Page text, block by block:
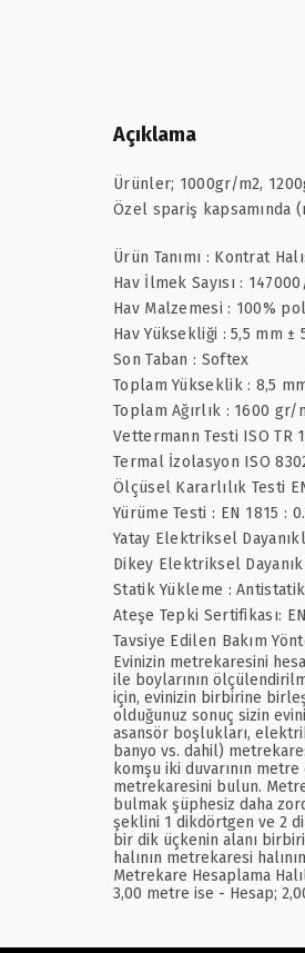
Açıklama
Ürünler; 1000gr/m2,
Özel spariş kapsamında
Ürün Tanımı : Kontrat
Hav İlmek Sayısı :
Hav Malzemesi : 100%
Hav Yüksekliği : 5,5 mm ±
Son Taban : Softex
Toplam Yükseklik : 8,5
Toplam Ağırlık : 1600 gr/
Vettermann Testi ISO TR
Termal İzolasyon ISO
Ölçüsel Kararlılık Testi
Yürüme Testi : EN 1815 :
Yatay Elektriksel
Dikey Elektriksel
Statik Yükleme : Antistatik
Ateşe Tepki Sertifikası:
Tavsiye Edilen Bakım
Evinizin metrekaresini
ile boylarının
için, evinizin birbirine
olduğunuz sonuç sizin
asansör boşlukları,
banyo vs. dahil)
komşu iki duvarının
metrekaresini bulun.
bulmak şüphesiz daha
şeklini 1 dikdörtgen ve 2
bir dik üçkenin alanı
halının metrekaresi
Metrekare Hesaplama
3,00 metre ise - Hesap;